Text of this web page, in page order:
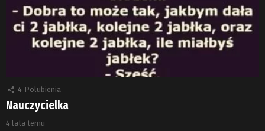
4 Polubienia
Nauczycielka
4 lata temu